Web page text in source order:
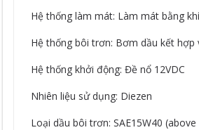
Hệ thống làm mát: Làm mát bằng
Hệ thống bôi trơn: Bơm dầu kết hợp
Hệ thống khởi động: Đề nổ 12VDC
Nhiên liệu sử dụng: Diezen
Loại dầu bôi trơn: SAE15W40